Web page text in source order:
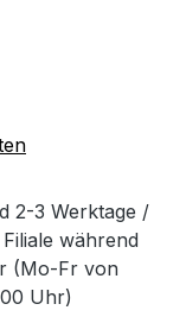
2-3 Werktage /
während
(Mo-Fr von
Uhr)